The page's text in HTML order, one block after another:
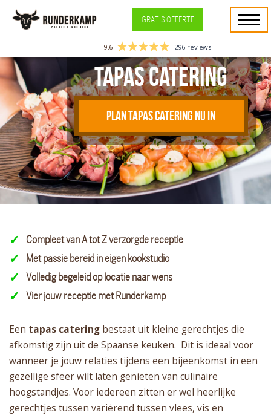
GRATIS OFFERTE
9.6 296 reviews
Tapas catering
PLAN TAPAS CATERING NU IN
Compleet van A tot Z verzorgde receptie
Met passie bereid in eigen kookstudio
Volledig begeleid op locatie naar wens
Vier jouw receptie met Runderkamp
Een tapas catering bestaat uit kleine gerechtjes die
afkomstig zijn uit de Spaanse keuken. Dit is ideaal voor
wanneer je jouw relaties tijdens een bijeenkomst in een
gezellige sfeer wilt laten genieten van culinaire
hoogstandjes. Voor iedereen zitten er wel heerlijke
gerechtjes tussen variërend tussen vlees, vis en